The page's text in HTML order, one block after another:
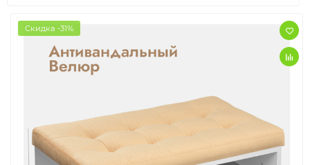
Скидка -31%